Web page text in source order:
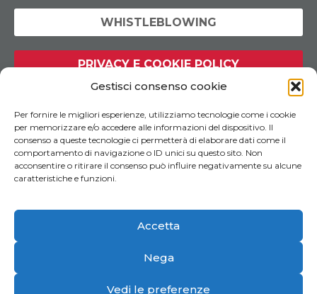
Gestisci consenso cookie
Per fornire le migliori esperienze, utilizziamo tecnologie come i cookie
per memorizzare e/o accedere alle informazioni del dispositivo. Il
consenso a queste tecnologie ci permetterà di elaborare dati come il
comportamento di navigazione o ID unici su questo sito. Non
acconsentire o ritirare il consenso può influire negativamente su alcune
caratteristiche e funzioni.
Accetta
Nega
Vedi le preferenze
WHISTLEBLOWING
PRIVACY E COOKIE POLICY
R.E.A. 150806
FOLLOW US